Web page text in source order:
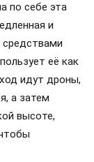
по себе эта
и
её как
идут дроны,
а затем
высоте,